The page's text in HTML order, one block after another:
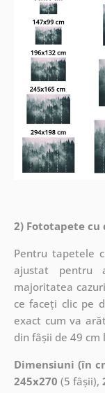
2) Fototapete
Pentru tapetele
ajustat pentru
majoritatea
ce faceți clic pe
exact cum va
din fâșii de 49 cm
Dimensiuni (în
245x270 (5 fâșii),